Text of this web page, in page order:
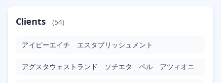
JP2010007668
Clients (54)
アイピーエイチ エスタブリッシュメント
アグスタウェストランド ソチエタ ペル アツィオニ